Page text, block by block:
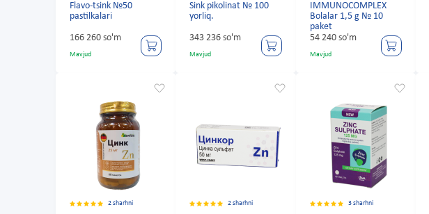
Flavo-tsink №50
pastilkalari
166 260 so'm
Mavjud
Sink pikolinat № 100
yorliq.
343 236 so'm
Mavjud
IMMUNOCOMPLEX
Bolalar 1,5 g № 10
paket
54 240 so'm
Mavjud
2 sharhni 2 sharhni 3 sharhni